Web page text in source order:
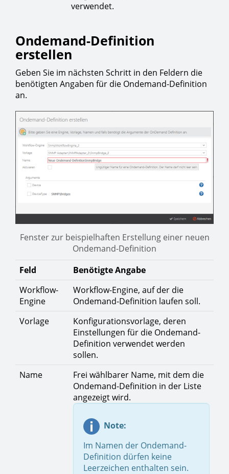
verwendet.
Ondemand-Definition
erstellen
Geben Sie im nächsten Schritt in den Feldern die
benötigten Angaben für die Ondemand-Definition
an.
Fenster zur beispielhaften Erstellung einer neuen
Ondemand-Definition
Feld
Benötigte Angabe
Workflow-
Engine
Workflow-Engine, auf der die
Ondemand-Definition laufen soll.
Vorlage
Konfigurationsvorlage, deren
Einstellungen für die Ondemand-
Definition verwendet werden
sollen.
Name
Frei wählbarer Name, mit dem die
Ondemand-Definition in der Liste
angezeigt wird.
Note:
Im Namen der Ondemand-
Definition dürfen keine
Leerzeichen enthalten sein.